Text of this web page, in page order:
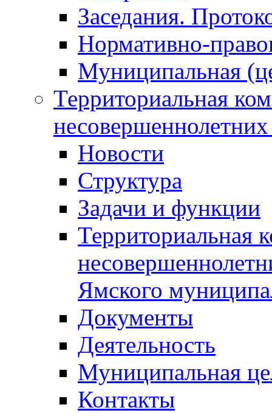
Заседания.
Нормативно-
Муниципальная
Территориальная
Новости
Структура
Задачи и функции
Территориальная
Ямского
Документы
Деятельность
Муниципальная
Контакты